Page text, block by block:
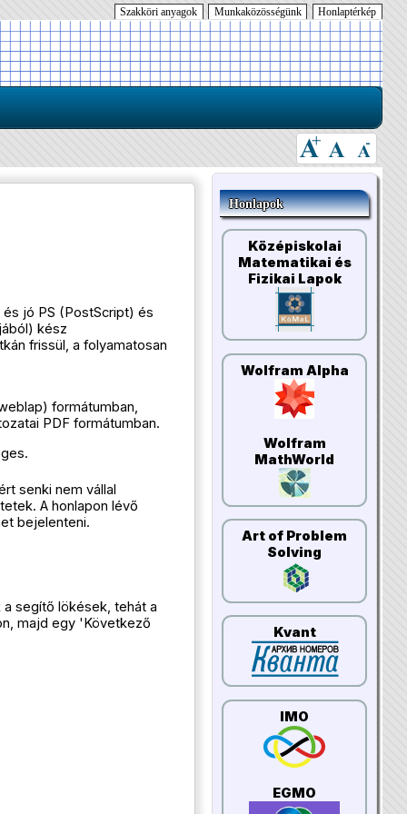
Honlaptérkép
Munkaközösségünk
Szakköri anyagok
jó PS (PostScript) és
kész
frissül, a folyamatosan
formátumban,
PDF formátumban.
senki nem vállal
A honlapon lévő
bejelenteni.
segítő lökések, tehát a
majd egy 'Következő
Honlapok
Középiskolai
Matematikai és
Fizikai Lapok
Wolfram Alpha
Wolfram
MathWorld
Art of Problem
Solving
Kvant
IMO
EGMO